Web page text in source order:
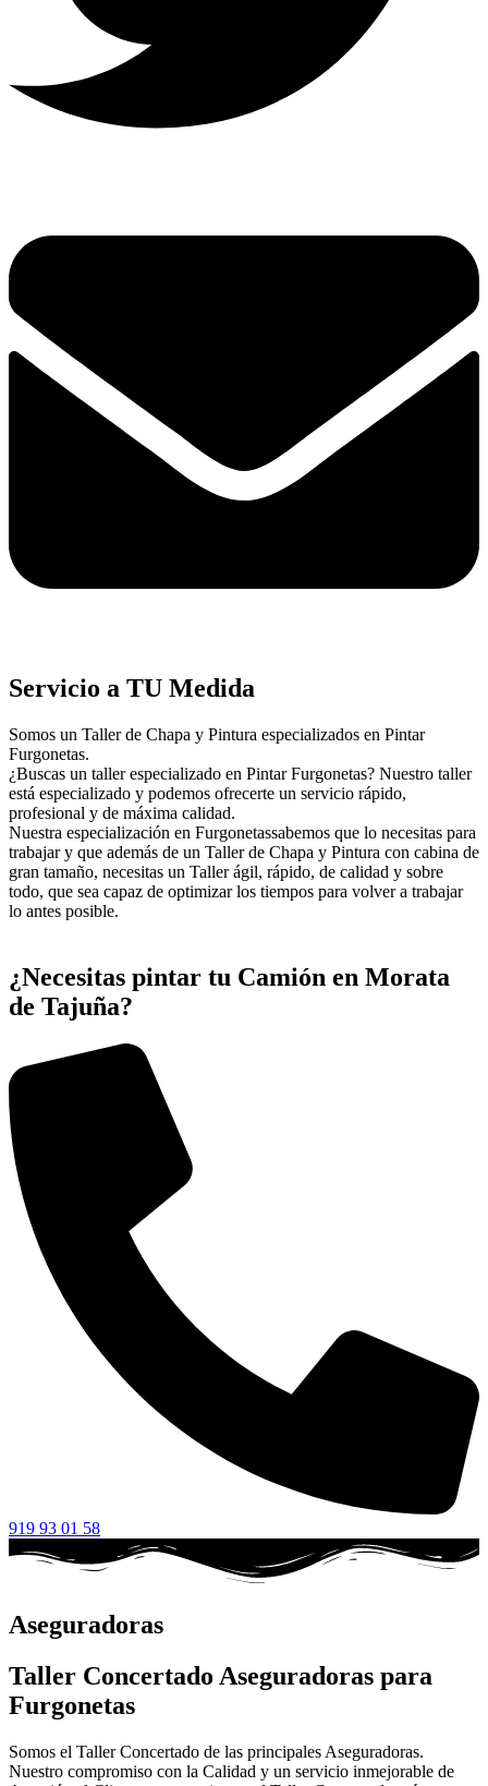
Servicio a TU Medida
Somos un Taller de Chapa y Pintura especializados en Pintar
Furgonetas.
¿Buscas un taller especializado en Pintar Furgonetas? Nuestro taller
está especializado y podemos ofrecerte un servicio rápido,
profesional y de máxima calidad.
Nuestra especialización en Furgonetassabemos que lo necesitas para
trabajar y que además de un Taller de Chapa y Pintura con cabina de
gran tamaño, necesitas un Taller ágil, rápido, de calidad y sobre
todo, que sea capaz de optimizar los tiempos para volver a trabajar
lo antes posible.
¿Necesitas pintar tu Camión en Morata
de Tajuña?
919 93 01 58
Aseguradoras
Taller Concertado Aseguradoras para
Furgonetas
Somos el Taller Concertado de las principales Aseguradoras.
Nuestro compromiso con la Calidad y un servicio inmejorable de